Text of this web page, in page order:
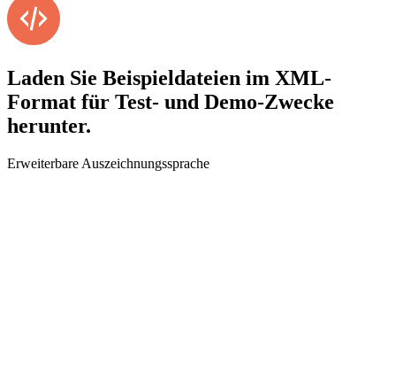
Laden Sie Beispieldateien im XML-
Format für Test- und Demo-Zwecke
herunter.
Erweiterbare Auszeichnungssprache